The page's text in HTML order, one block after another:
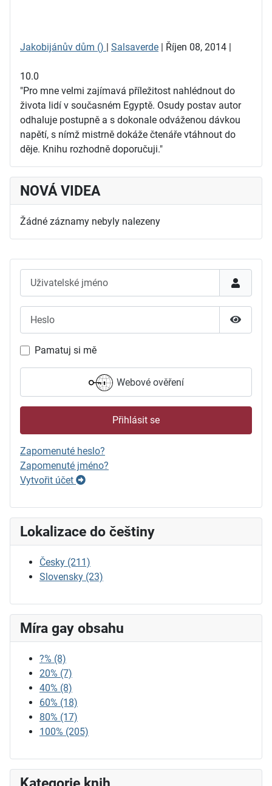
Pamatuj si mě
Webové ověření
Přihlásit se
Zapomenuté heslo?
Zapomenuté jméno?
Vytvořit účet
Lokalizace do češtiny
Česky (211)
Slovensky (23)
Míra gay obsahu
?% (8)
20% (7)
40% (8)
60% (18)
80% (17)
100% (205)
Jakobijánův dům () | Salsaverde | Říjen 08, 2014 |
10.0
"Pro mne velmi zajímavá příležitost nahlédnout do
života lidí v současném Egyptě. Osudy postav autor
odhaluje postupně a s dokonale odváženou dávkou
napětí, s nímž mistrně dokáže čtenáře vtáhnout do
děje. Knihu rozhodně doporučuji."
NOVÁ VIDEA
Žádné záznamy nebyly nalezeny